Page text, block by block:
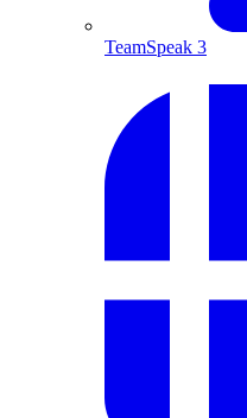
TeamSpeak 3